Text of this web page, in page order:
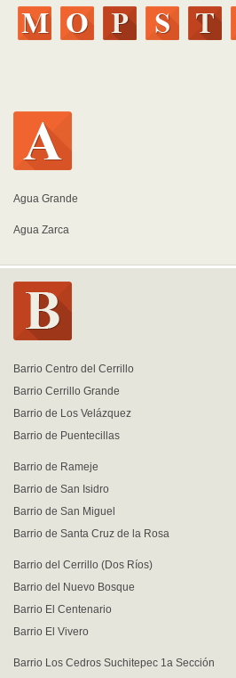
Agua Grande
Agua Zarca
Barrio Centro del Cerrillo
Barrio Cerrillo Grande
Barrio de Los Velázquez
Barrio de Puentecillas
Barrio de Rameje
Barrio de San Isidro
Barrio de San Miguel
Barrio de Santa Cruz de la Rosa
Barrio del Cerrillo (Dos Ríos)
Barrio del Nuevo Bosque
Barrio El Centenario
Barrio El Vivero
Barrio Los Cedros Suchitepec 1a Sección